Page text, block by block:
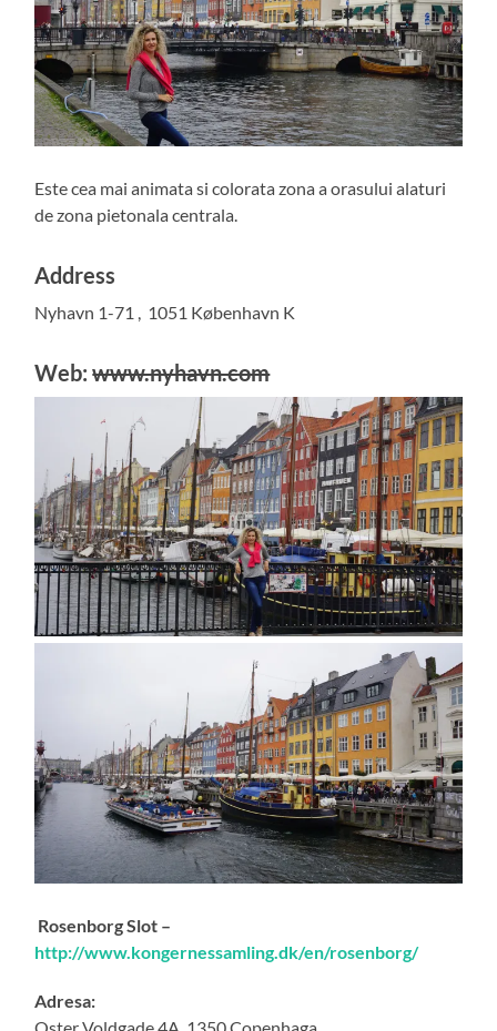
Este cea mai animata si colorata zona a orasului alaturi
de zona pietonala centrala.
Address
Nyhavn 1-71 , 1051 København K
Web:www.nyhavn.com
Rosenborg Slot –
http://www.kongernessamling.dk/en/rosenborg/
Adresa: